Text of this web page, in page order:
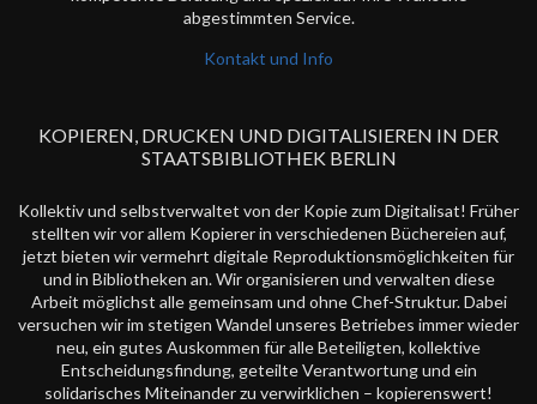
abgestimmten Service.
Kontakt und Info
KOPIEREN, DRUCKEN UND DIGITALISIEREN IN DER
STAATSBIBLIOTHEK BERLIN
Kollektiv und selbstverwaltet von der Kopie zum Digitalisat! Früher
stellten wir vor allem Kopierer in verschiedenen Büchereien auf,
jetzt bieten wir vermehrt digitale Reproduktionsmöglichkeiten für
und in Bibliotheken an. Wir organisieren und verwalten diese
Arbeit möglichst alle gemeinsam und ohne Chef-Struktur. Dabei
versuchen wir im stetigen Wandel unseres Betriebes immer wieder
neu, ein gutes Auskommen für alle Beteiligten, kollektive
Entscheidungsfindung, geteilte Verantwortung und ein
solidarisches Miteinander zu verwirklichen – kopierenswert!